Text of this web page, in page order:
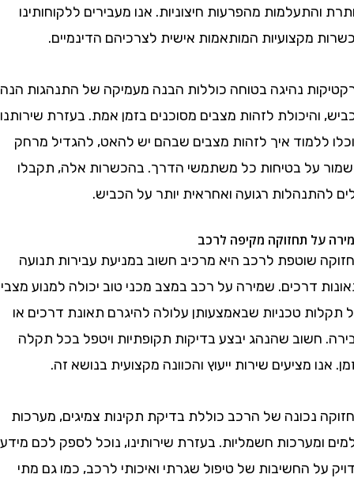
מהפרעות חיצוניות. אנו מעבירים ללקוחותינו
מקצועיות המותאמות אישית לצרכיהם הדינמיים.
נהיגה בטוחה כוללות הבנה מעמיקה של התנהגות הנהג
לזהות מצבים מסוכנים בזמן אמת. בעזרת שירותנו,
איך לזהות מצבים שבהם יש להאט, להגדיל מרחק
על בטיחות כל משתמשי הדרך. בהכשרות אלה, תקבלו
רגועה ואחראית יותר על הכביש.
תחזוקה מקיפה לרכב
שוטפת לרכב היא מרכיב חשוב במניעת עבירות תנועה
דרכים. שמירה על רכב במצב מכני טוב יכולה למנוע מצבים
טכניות שבאמצעותן עלולה להיגרם תאונת דרכים או
חשוב שהנהג יבצע בדיקות תקופתיות ויטפל בכל תקלה
מציעים שירות ייעוץ והכוונה מקצועית בנושא זה.
נכונה של הרכב כוללת בדיקת תקינות צמיגים, מערכות
חשמליות. בעזרת שירותינו, נוכל לספק לכם מידע
החשיבות של טיפול שגרתי ואיכותי לרכב, כמו גם מתי